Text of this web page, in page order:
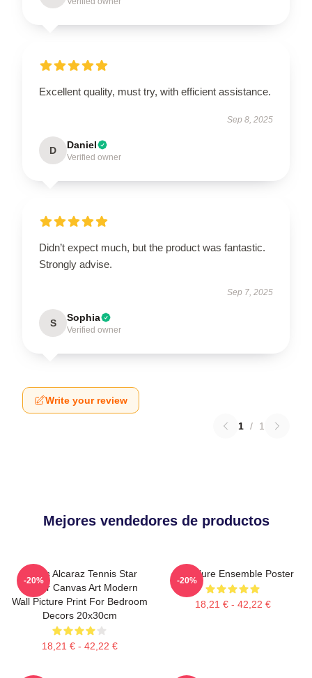
Excellent quality, must try, with efficient assistance.
Sep 8, 2025
D Daniel
Verified owner
Didn’t expect much, but the product was fantastic.
Strongly advise.
Sep 7, 2025
S Sophia
Verified owner
Write your review
1 / 1
Mejores vendedores de productos
Carlos Alcaraz Tennis Star
Poster Canvas Art Modern
Wall Picture Print For Bedroom
Decors 20x30cm
18,21 € - 42,22 €
-20%
Ace Allure Ensemble Poster
18,21 € - 42,22 €
-20%